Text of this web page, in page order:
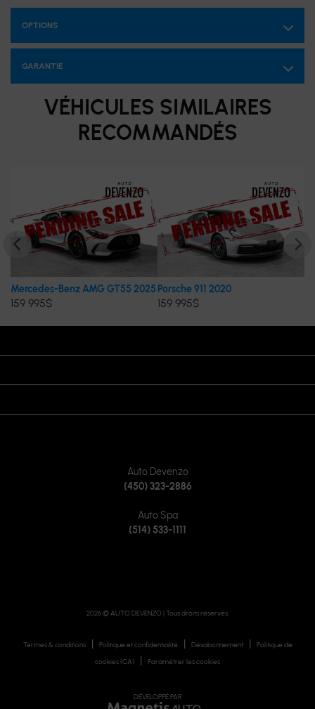
OPTIONS
GARANTIE
VÉHICULES SIMILAIRES
RECOMMANDÉS
Mercedes-Benz AMG GT55 2025
159 995$
Porsche 911 2020
159 995$
Auto Devenzo
(450) 323-2886
Auto Spa
(514) 533-1111
2026 © AUTO DEVENZO | Tous droits réservés.
Termes & conditions| Politique et confidentialité | Désabonnement|
Politique de
cookies (CA)
| Paramétrer les cookies
DÉVELOPPÉ PAR